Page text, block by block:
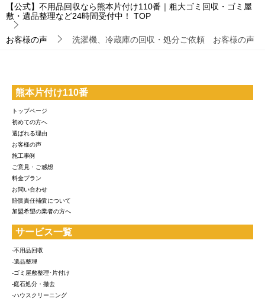
【公式】不用品回収なら熊本片付け110番｜粗大ゴミ回収・ゴミ屋
敷・遺品整理など24時間受付中！
TOP
お客様の声 洗濯機、冷蔵庫の回収・処分ご依頼 お客様の声
熊本片付け110番
トップページ
初めての方へ
選ばれる理由
お客様の声
施工事例
ご意見・ご感想
料金プラン
お問い合わせ
賠償責任補償について
加盟希望の業者の方へ
サービス一覧
-不用品回収
-遺品整理
-ゴミ屋敷整理･片付け
-庭石処分・撤去
-ハウスクリーニング